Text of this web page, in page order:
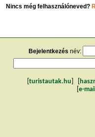
Nincs még felhasználóneved?
Bejelentkezés név:
turistautak.hu
e-mail